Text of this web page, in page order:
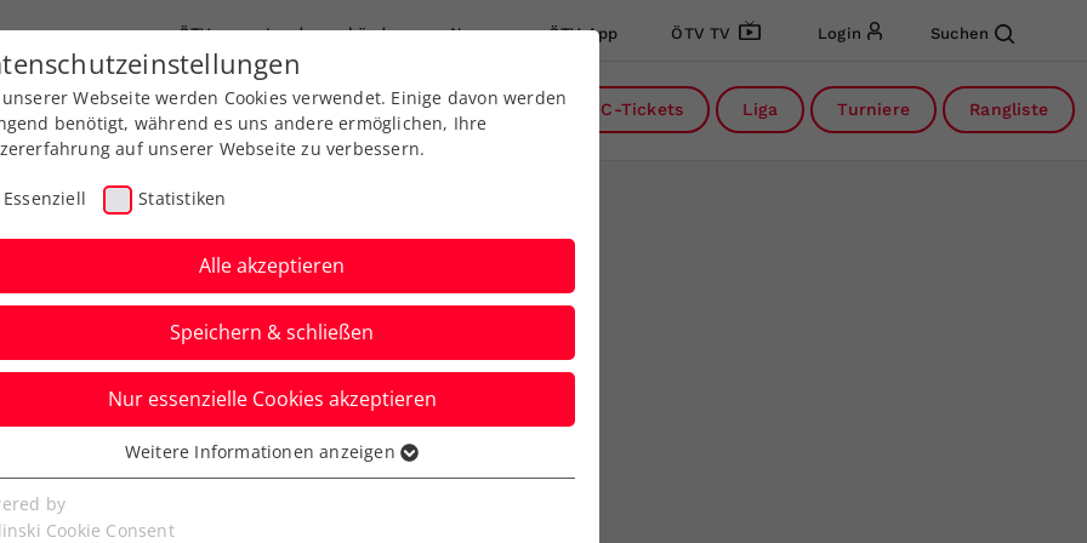
ÖTV Landesverbände News ÖTV App ÖTV TV Login Suchen
Ausbildung Services Über uns DC-Tickets Liga Turniere Rangliste
Weissborn müssen
Webseite werden Cookies verwendet. Einige davon werden
benötigt, während es uns andere ermöglichen, Ihre
auf unserer Webseite zu verbessern.
Essenziell Statistiken
Alle akzeptieren
Speichern & schließen
Nur essenzielle Cookies akzeptieren
Cookies werden für grundlegende Funktionen der
benötigt. Dadurch ist gewährleistet, dass die Webseite
Weitere Informationen anzeigen
by
Cookie Consent